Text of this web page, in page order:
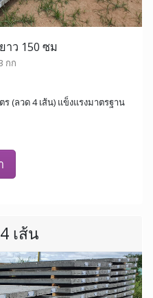
าว 150 ซม
กก
(ลวด 4 เส้น) แข็งแรงมาตรฐาน
เส้น